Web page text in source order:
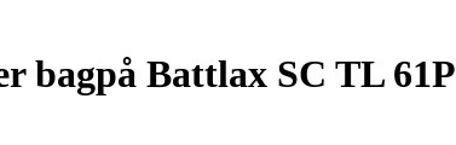
bagpå Battlax SC TL 61P